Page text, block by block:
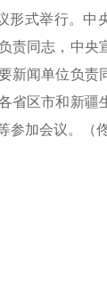
形式举行。中
责同志，中央
新闻单位负责
省区市和新疆
参加会议。
（